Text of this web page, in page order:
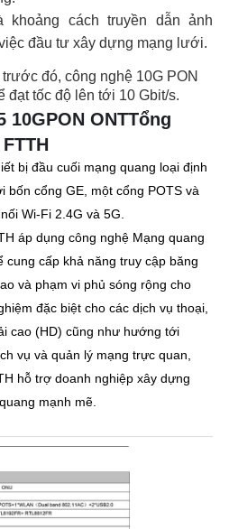
cách truyền dẫn ảnh
đầu tư xây dựng mạng lưới.
đó, công nghệ 10G PON
tốc độ lên tới 10 Gbit/s.
10GPON ONTTổng
bị đầu cuối mạng quang loại định
bốn cổng GE, một cổng POTS và
Wi-Fi 2.4G và 5G.
áp dụng công nghệ Mạng quang
cung cấp khả năng truy cập băng
và phạm vi phủ sóng rộng cho
đặc biệt cho các dịch vụ thoại,
cao (HD) cũng như hướng tới
vụ và quản lý mạng trực quan,
hỗ trợ doanh nghiệp xây dựng
mạnh mẽ.